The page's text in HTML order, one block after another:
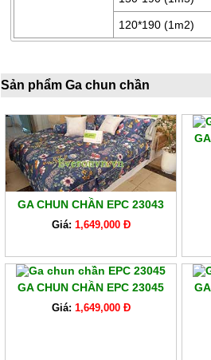
GỐI
CHĂN
BỘ
CAO
CẤP
ARTEMIS
GIẢM
GIÁ
CHĂN
120*190 (1m2)
Sản phẩm Ga chun chần
GA CHUN CHẦN EPC 23043
Giá: 1,649,000 Đ
GA CHUN CHẦN EPC 23045
Giá: 1,649,000 Đ